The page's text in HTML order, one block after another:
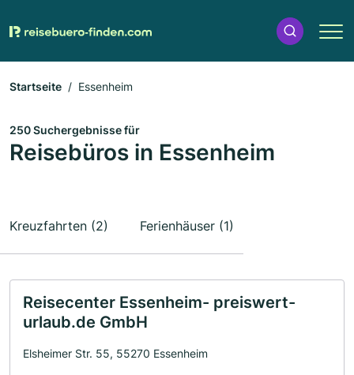
Startseite Essenheim
250 Suchergebnisse für
Reisebüros in Essenheim
Kreuzfahrten (2) Ferienhäuser (1)
Reisecenter Essenheim- preiswert-
urlaub.de GmbH
Elsheimer Str. 55, 55270 Essenheim